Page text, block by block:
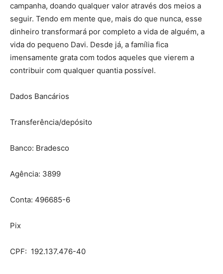
campanha, doando qualquer valor através dos meios a
seguir. Tendo em mente que, mais do que nunca, esse
dinheiro transformará por completo a vida de alguém, a
vida do pequeno Davi. Desde já, a família fica
imensamente grata com todos aqueles que vierem a
contribuir com qualquer quantia possível.
Dados Bancários
Transferência/depósito
Banco: Bradesco
Agência: 3899
Conta: 496685-6
Pix
CPF: 192.137.476-40